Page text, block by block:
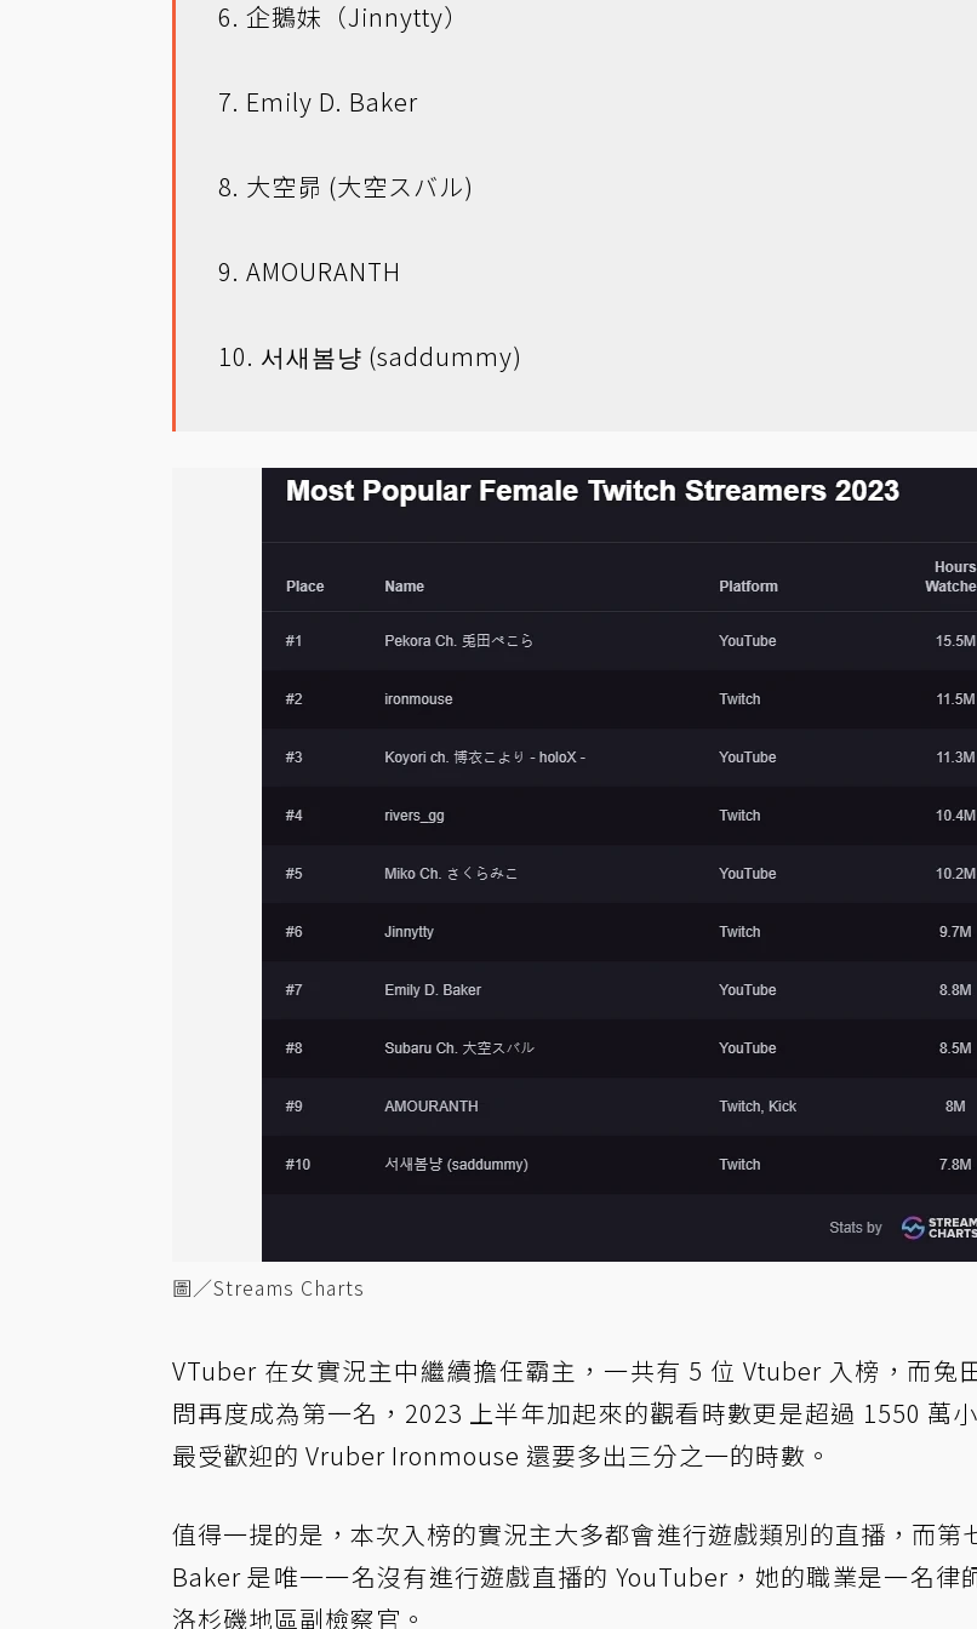
6. 企鵝妹（Jinnytty）
7. Emily D. Baker
8. 大空昴 (大空スバル)
9. AMOURANTH
10. 서새봄냥 (saddummy)
圖／Streams Charts
VTuber 在女實況主中繼續擔任霸主，一共有 5 位 Vtuber 入榜，而兔
問再度成為第一名，2023 上半年加起來的觀看時數更是超過 1550 萬
最受歡迎的 Vruber Ironmouse 還要多出三分之一的時數。
值得一提的是，本次入榜的實況主大多都會進行遊戲類別的直播，而第
Baker 是唯一一名沒有進行遊戲直播的 YouTuber，她的職業是一名律
洛杉磯地區副檢察官。